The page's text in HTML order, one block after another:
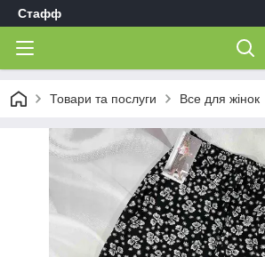
Стафф
Товари та послуги Все для жінок